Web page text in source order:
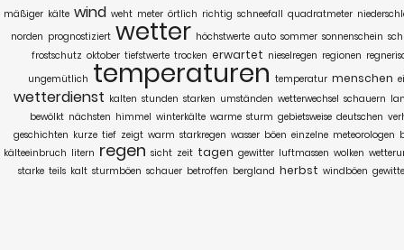
mäßiger kälte wind weht meter örtlich richtig schneefall quadratmeter
norden prognostiziert wetter höchstwerte auto sommer sonnenschein
frostschutz oktober tiefstwerte trocken erwartet nieselregen regionen
ungemütlich temperaturen temperatur menschen
wetterdienst kalten stunden starken umständen wetterwechsel schauern
bewölkt nächsten himmel winterkälte warme sturm gebietsweise deutschen
geschichten kurze tief zeigt warm starkregen wasser böen einzelne meteorologen
kälteeinbruch litern regen sicht zeit tagen gewitter luftmassen wolken
starke teils kalt sturmböen schauer betroffen bergland herbst windböen